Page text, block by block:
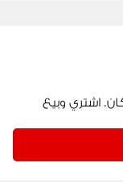
اشتري وبيع